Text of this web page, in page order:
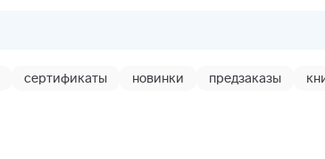
сертификаты новинки предзаказы